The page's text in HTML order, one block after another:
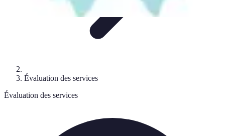
Évaluation des services
Évaluation des services